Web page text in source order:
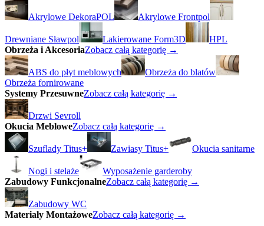
Akrylowe DekoraPOL Akrylowe Frontpol
Drewniane Sławpol Lakierowane Form3D
HPL
Obrzeża i AkcesoriaZobacz całą kategorię →
ABS do płyt meblowych
Obrzeża do blatów
Obrzeża fornirowane
Systemy PrzesuwneZobacz całą kategorię →
Drzwi Sevroll
Okucia MebloweZobacz całą kategorię →
Szuflady Titus+ Zawiasy Titus+ Okucia sanitarne
Nogi i stelaże
Wyposażenie garderoby
Zabudowy FunkcjonalneZobacz całą kategorię →
Zabudowy WC
Materiały MontażoweZobacz całą kategorię →